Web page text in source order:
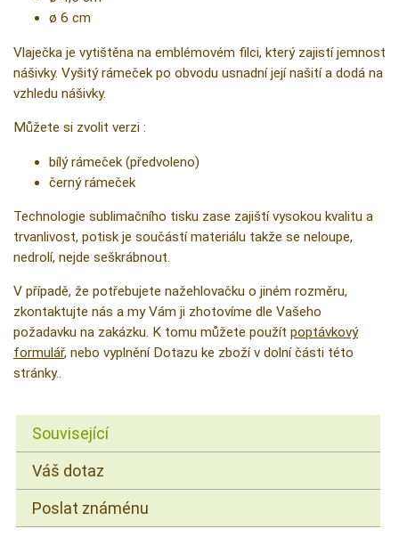
ø 6 cm
Vlaječka je vytištěna na emblémovém filci, který zajistí jemnost
nášivky. Vyšitý rámeček po obvodu usnadní její našití a dodá na
vzhledu nášivky.
Můžete si zvolit verzi :
bílý rámeček (předvoleno)
černý rámeček
Technologie sublimačního tisku zase zajiští vysokou kvalitu a
trvanlivost, potisk je součástí materiálu takže se neloupe,
nedrolí, nejde seškrábnout.
V případě, že potřebujete nažehlovačku o jiném rozměru,
zkontaktujte nás a my Vám ji zhotovíme dle Vašeho
požadavku na zakázku. K tomu můžete použít poptávkový
formulář, nebo vyplnění Dotazu ke zboží v dolní části této
stránky..
Související
Váš dotaz
Poslat známénu